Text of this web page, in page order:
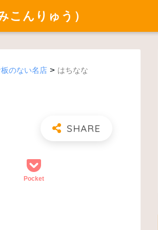
こんりゅう）
のない名店 > はちなな
Pocket